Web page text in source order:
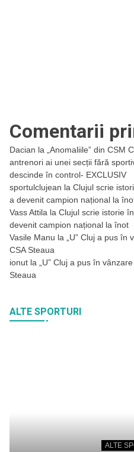
Comentarii
Dacian la
„Anomaliile” din CSM
antrenori ai unei secții fără
descinde în control- EXCLUSIV
sportulclujean la Clujul scrie
a devenit campion național la
Vass Attila la Clujul scrie istorie
devenit campion național la înot
Vasile Manu la
„U” Cluj a pus
CSA Steaua
ionut la
„U” Cluj a pus în
Steaua
ALTE SPORTURI
ALTE